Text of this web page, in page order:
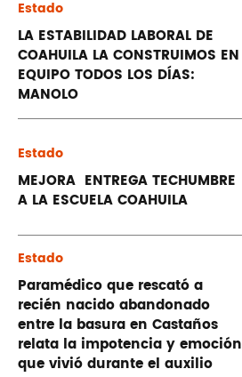
Estado
LA ESTABILIDAD LABORAL DE
COAHUILA LA CONSTRUIMOS EN
EQUIPO TODOS LOS DÍAS:
MANOLO
Estado
MEJORA ENTREGA TECHUMBRE
A LA ESCUELA COAHUILA
Estado
Paramédico que rescató a
recién nacido abandonado
entre la basura en Castaños
relata la impotencia y emoción
que vivió durante el auxilio